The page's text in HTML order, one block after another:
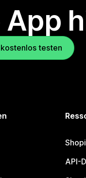
testen
API-